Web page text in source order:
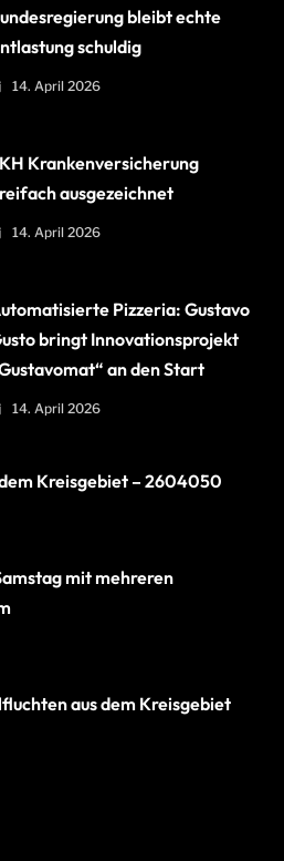
bleibt echte
schuldig
14. April 2026
Krankenversicherung
ausgezeichnet
14. April 2026
Pizzeria: Gustavo
bringt Innovationsprojekt
an den Start
14. April 2026
Kreisgebiet – 2604050
mit mehreren
aus dem Kreisgebiet